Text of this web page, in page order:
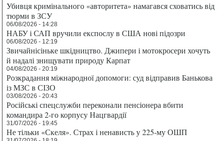
Убивця кримінального «авторитета» намагався сховатись від
тюрми в ЗСУ
06/08/2026 - 14:28
НАБУ і САП вручили експослу в США нові підозри
06/08/2026 - 12:19
Звичайнісіньке шкідництво. Джипери і мотокросери хочуть
й надалі знищувати природу Карпат
04/08/2026 - 20:19
Розкрадання міжнародної допомоги: суд відправив Банькова
із МЗС в СІЗО
03/08/2026 - 20:43
Російські спецслужби переконали пенсіонера вбити
командира 2-го корпусу Нацгвардії
31/07/2026 - 19:45
Не тільки «Скеля». Страх і ненависть у 225-му ОШП